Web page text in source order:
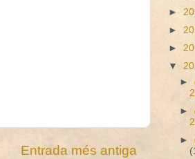
Entrada més antiga
►
►
►
▼
►
►
►